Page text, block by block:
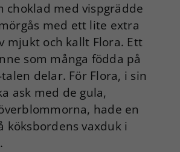
choklad med vispgrädde
med ett lite extra
mjukt och kallt Flora. Ett
som många födda på
delar. För Flora, i sin
ask med de gula,
hade en
köksbordens vaxduk i